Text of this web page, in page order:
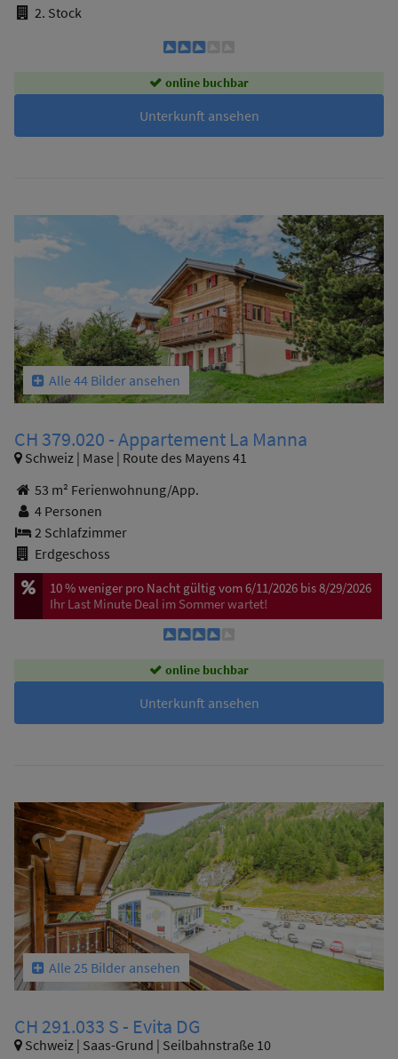
2. Stock
online buchbar
Unterkunft ansehen
Alle 44 Bilder ansehen
CH 379.020 - Appartement La Manna
Schweiz | Mase | Route des Mayens 41
53 m² Ferienwohnung/App.
4 Personen
2 Schlafzimmer
Erdgeschoss
10 %weniger pro Nacht gültig vom 6/11/2026 bis 8/29/2026
Ihr Last Minute Deal im Sommer wartet!
online buchbar
Unterkunft ansehen
Alle 25 Bilder ansehen
CH 291.033 S - Evita DG
Schweiz | Saas-Grund | Seilbahnstraße 10